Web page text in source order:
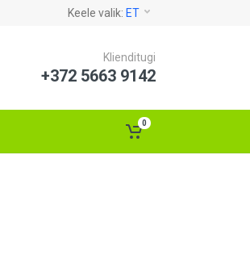
Keele valik: ET
Klienditugi
+372 5663 9142
0